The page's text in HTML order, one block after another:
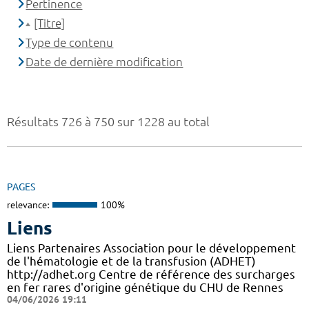
Résultats 726 à 750 sur 1228 au total
PAGES
relevance: 100%
Liens
Liens Partenaires Association pour le développement
de l'hématologie et de la transfusion (ADHET)
http://adhet.org Centre de référence des surcharges
en fer rares d'origine génétique du CHU de Rennes
04/06/2026 19:11
Pertinence
[Titre]
Type de contenu
Date de dernière modification